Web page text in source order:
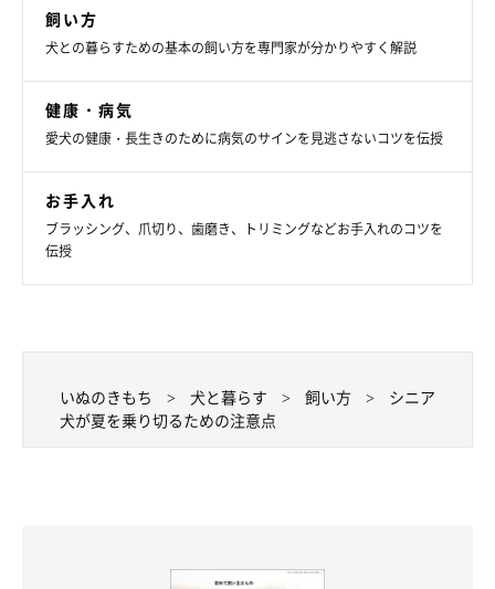
いぬのきもち投稿写真ギャラリー
シニア犬は内臓の機能低下や体力低下などの老化が徐々に進んで
普段と違うところがないか観察する
飼い方
犬との暮らすための基本の飼い方を専門家が分かりやすく解説
健康・病気
愛犬の健康・長生きのために病気のサインを見逃さないコツを伝授
お手入れ
ブラッシング、爪切り、歯磨き、トリミングなどお手入れのコツを
伝授
いぬのきもち 犬と暮らす 飼い方
シニア
犬が夏を乗り切るための注意点